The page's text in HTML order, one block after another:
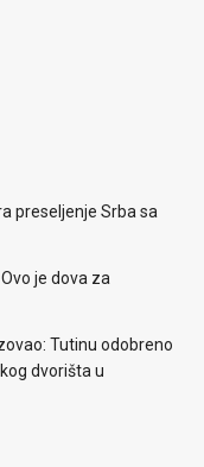
preseljenje Srba sa
je dova za
Tutinu odobreno
dvorišta u